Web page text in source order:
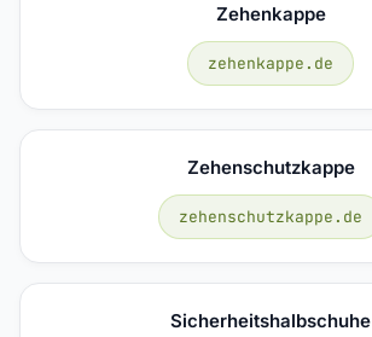
Zehenkappe
zehenkappe.de
Zehenschutzkappe
zehenschutzkappe.de
Sicherheitshalbschuhe